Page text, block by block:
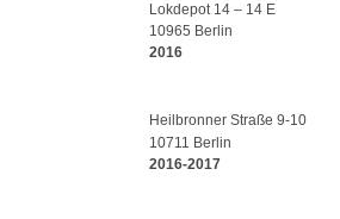
Lokdepot 14 – 14 E
10965 Berlin
2016
Heilbronner Straße 9-10
10711 Berlin
2016-2017